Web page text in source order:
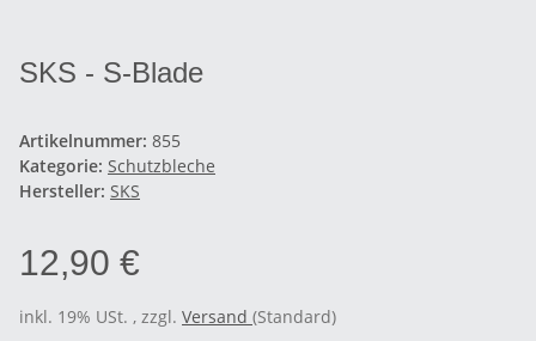
SKS - S-Blade
Artikelnummer: 855
Kategorie: Schutzbleche
Hersteller: SKS
12,90 €
inkl. 19% USt. , zzgl. Versand (Standard)